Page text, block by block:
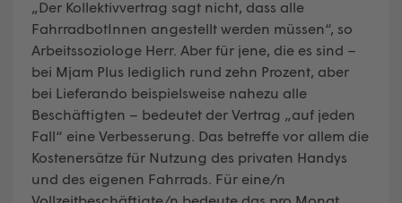
„Der Kollektivvertrag sagt nicht, dass alle
FahrradbotInnen angestellt werden müssen“, so
Arbeitssoziologe Herr. Aber für jene, die es sind –
bei Mjam Plus lediglich rund zehn Prozent, aber
bei Lieferando beispielsweise nahezu alle
Beschäftigten – bedeutet der Vertrag „auf jeden
Fall“ eine Verbesserung. Das betreffe vor allem die
Kostenersätze für Nutzung des privaten Handys
und des eigenen Fahrrads. Für eine/n